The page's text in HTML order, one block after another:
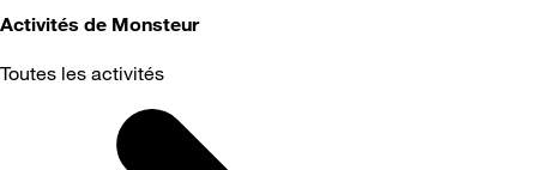
Activités de Monsteur
Toutes les activités